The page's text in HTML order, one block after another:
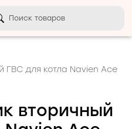
ГВС для котла Navien Ace
вторичный